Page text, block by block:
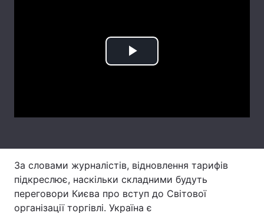
Play
За словами журналістів, відновлення тарифів
підкреслює, наскільки складними будуть
переговори Києва про вступ до Світової
організації торгівлі. Україна є